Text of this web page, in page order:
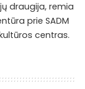
draugija, remia
prie SADM
centras.